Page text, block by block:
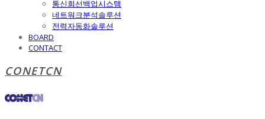
통신회선백업시스템
네트워크분석솔루션
전력자동화솔루션
BOARD
CONTACT
CONETCN